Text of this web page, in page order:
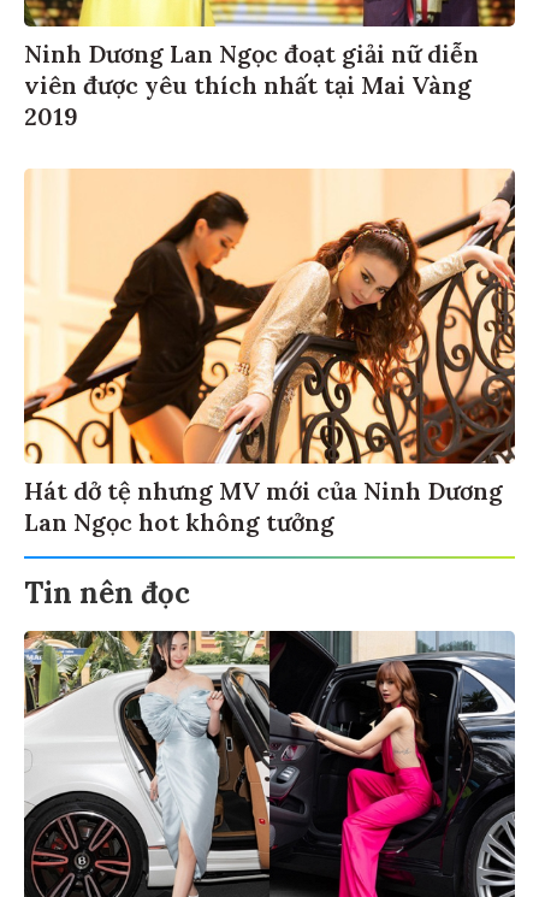
Ninh Dương Lan Ngọc đoạt giải nữ diễn
viên được yêu thích nhất tại Mai Vàng
2019
Hát dở tệ nhưng MV mới của Ninh Dương
Lan Ngọc hot không tưởng
Tin nên đọc